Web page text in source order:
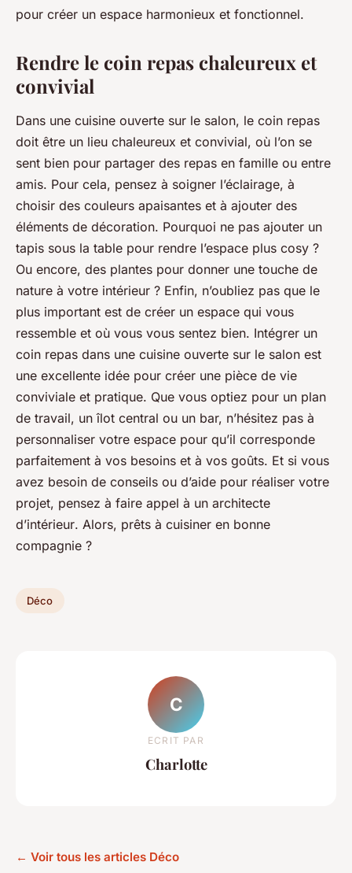
pour créer un espace harmonieux et fonctionnel.
Rendre le coin repas chaleureux et
convivial
Dans une cuisine ouverte sur le salon, le coin repas
doit être un lieu chaleureux et convivial, où l’on se
sent bien pour partager des repas en famille ou entre
amis. Pour cela, pensez à soigner l’éclairage, à
choisir des couleurs apaisantes et à ajouter des
éléments de décoration. Pourquoi ne pas ajouter un
tapis sous la table pour rendre l’espace plus cosy ?
Ou encore, des plantes pour donner une touche de
nature à votre intérieur ? Enfin, n’oubliez pas que le
plus important est de créer un espace qui vous
ressemble et où vous vous sentez bien. Intégrer un
coin repas dans une cuisine ouverte sur le salon est
une excellente idée pour créer une pièce de vie
conviviale et pratique. Que vous optiez pour un plan
de travail, un îlot central ou un bar, n’hésitez pas à
personnaliser votre espace pour qu’il corresponde
parfaitement à vos besoins et à vos goûts. Et si vous
avez besoin de conseils ou d’aide pour réaliser votre
projet, pensez à faire appel à un architecte
d’intérieur. Alors, prêts à cuisiner en bonne
compagnie ?
Déco
C
ECRIT PAR
Charlotte
← Voir tous les articles Déco